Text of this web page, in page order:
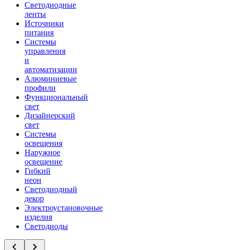
Светодиодные
ленты
Источники
питания
Системы
управления
и
автоматизации
Алюминиевые
профили
Функциональный
свет
Дизайнерский
свет
Системы
освещения
Наружное
освещение
Гибкий
неон
Светодиодный
декор
Электроустановочные
изделия
Светодиоды